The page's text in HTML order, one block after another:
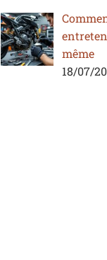
même
18/07/